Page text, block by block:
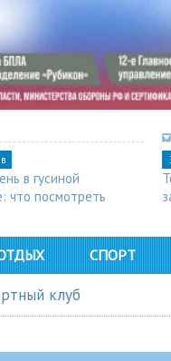
в гусиной
что посмотреть
СПОРТ
клуб